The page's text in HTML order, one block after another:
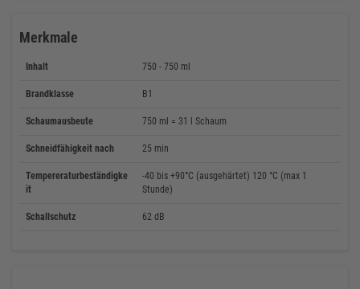
Merkmale
Inhalt 750 - 750 ml
Brandklasse B1
Schaumausbeute 750 ml = 31 l Schaum
Schneidfähigkeit nach 25 min
Tempereraturbeständigke
it
-40 bis +90°C (ausgehärtet) 120 °C (max 1
Stunde)
Schallschutz 62 dB